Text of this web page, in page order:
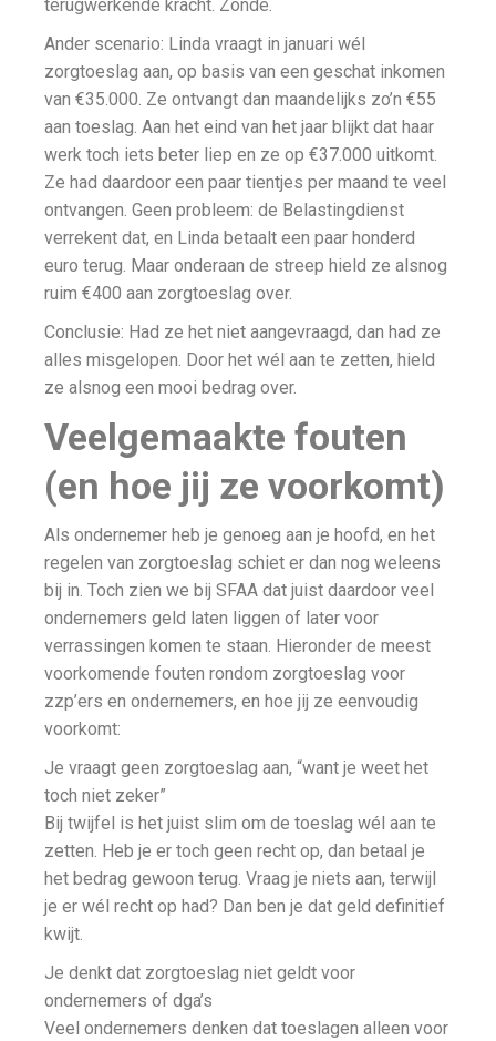
terugwerkende kracht. Zonde.
Ander scenario: Linda vraagt in januari wél
zorgtoeslag aan, op basis van een geschat inkomen
van €35.000. Ze ontvangt dan maandelijks zo’n €55
aan toeslag. Aan het eind van het jaar blijkt dat haar
werk toch iets beter liep en ze op €37.000 uitkomt.
Ze had daardoor een paar tientjes per maand te veel
ontvangen. Geen probleem: de Belastingdienst
verrekent dat, en Linda betaalt een paar honderd
euro terug. Maar onderaan de streep hield ze alsnog
ruim €400 aan zorgtoeslag over.
Conclusie: Had ze het niet aangevraagd, dan had ze
alles misgelopen. Door het wél aan te zetten, hield
ze alsnog een mooi bedrag over.
Veelgemaakte fouten
(en hoe jij ze voorkomt)
Als ondernemer heb je genoeg aan je hoofd, en het
regelen van zorgtoeslag schiet er dan nog weleens
bij in. Toch zien we bij SFAA dat juist daardoor veel
ondernemers geld laten liggen of later voor
verrassingen komen te staan. Hieronder de meest
voorkomende fouten rondom zorgtoeslag voor
zzp’ers en ondernemers, en hoe jij ze eenvoudig
voorkomt:
Je vraagt geen zorgtoeslag aan, “want je weet het
toch niet zeker”
Bij twijfel is het juist slim om de toeslag wél aan te
zetten. Heb je er toch geen recht op, dan betaal je
het bedrag gewoon terug. Vraag je niets aan, terwijl
je er wél recht op had? Dan ben je dat geld definitief
kwijt.
Je denkt dat zorgtoeslag niet geldt voor
ondernemers of dga’s
Veel ondernemers denken dat toeslagen alleen voor